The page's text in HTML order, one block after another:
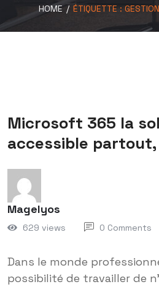
HOME / ÉTIQUETTE :
Microsoft 365 la
accessible
Magelyos
629 views 0 Comments
Dans le monde
possibilité de travailler de